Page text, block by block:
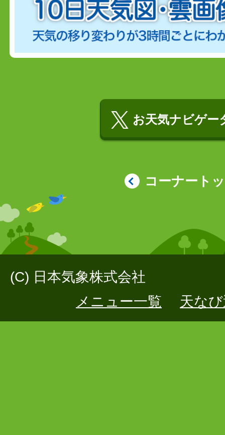
お天気ナビゲー
コーナート
(C) 日本気象株式会社
メニュー一覧
天な